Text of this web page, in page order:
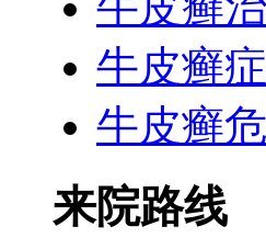
牛皮癣
牛皮癣
来院路线